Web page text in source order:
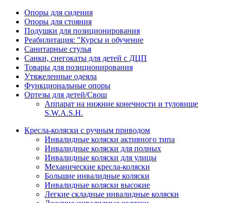
Опоры для сидения
Опоры для стояния
Подушки для позиционирования
Реабилитация: "Курсы и обучение
Санитарные стулья
Санки, снегокаты для детей с ДЦП
Товары для позиционирования
Утяжеленные одеяла
Функциональные опоры
Ортезы для детей/Свош
Аппарат на нижние конечности и туловище
S.W.A.S.H.
Кресла-коляски с ручным приводом
Инвалидные коляски активного типа
Инвалидные коляски для полных
Инвалидные коляски для улицы
Механические кресла-коляски
Большие инвалидные коляски
Инвалидные коляски высокие
Легкие складные инвалидные коляски